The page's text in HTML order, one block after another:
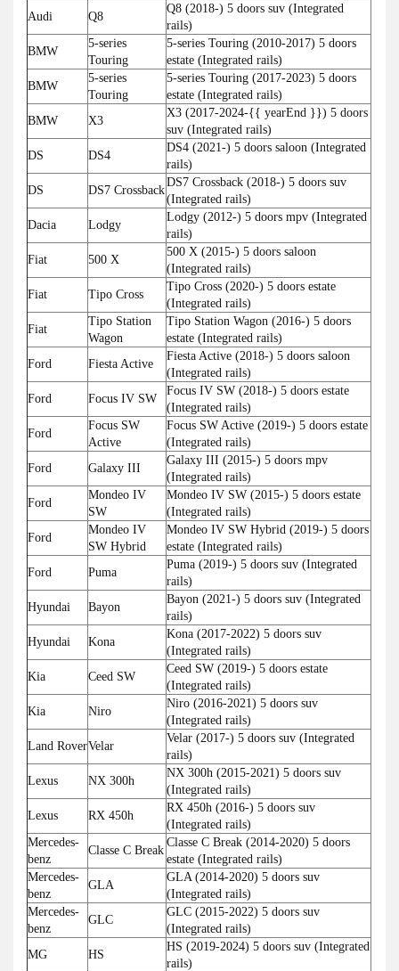
Audi
Q8
Q8 (2018-) 5 doors suv (Integrated
rails)
BMW
5-series
Touring
5-series Touring (2010-2017) 5 doors
estate (Integrated rails)
BMW
5-series
Touring
5-series Touring (2017-2023) 5 doors
estate (Integrated rails)
BMW
X3
X3 (2017-2024-{{ yearEnd }}) 5 doors
suv (Integrated rails)
DS
DS4
DS4 (2021-) 5 doors saloon (Integrated
rails)
DS
DS7 Crossback
DS7 Crossback (2018-) 5 doors suv
(Integrated rails)
Dacia
Lodgy
Lodgy (2012-) 5 doors mpv (Integrated
rails)
Fiat
500 X
500 X (2015-) 5 doors saloon
(Integrated rails)
Fiat
Tipo Cross
Tipo Cross (2020-) 5 doors estate
(Integrated rails)
Fiat
Tipo Station
Wagon
Tipo Station Wagon (2016-) 5 doors
estate (Integrated rails)
Ford
Fiesta Active
Fiesta Active (2018-) 5 doors saloon
(Integrated rails)
Ford
Focus IV SW
Focus IV SW (2018-) 5 doors estate
(Integrated rails)
Ford
Focus SW
Active
Focus SW Active (2019-) 5 doors estate
(Integrated rails)
Ford
Galaxy III
Galaxy III (2015-) 5 doors mpv
(Integrated rails)
Ford
Mondeo IV
SW
Mondeo IV SW (2015-) 5 doors estate
(Integrated rails)
Ford
Mondeo IV
SW Hybrid
Mondeo IV SW Hybrid (2019-) 5 doors
estate (Integrated rails)
Ford
Puma
Puma (2019-) 5 doors suv (Integrated
rails)
Hyundai
Bayon
Bayon (2021-) 5 doors suv (Integrated
rails)
Hyundai
Kona
Kona (2017-2022) 5 doors suv
(Integrated rails)
Kia
Ceed SW
Ceed SW (2019-) 5 doors estate
(Integrated rails)
Kia
Niro
Niro (2016-2021) 5 doors suv
(Integrated rails)
Land RoverVelar
Velar (2017-) 5 doors suv (Integrated
rails)
Lexus
NX 300h
NX 300h (2015-2021) 5 doors suv
(Integrated rails)
Lexus
RX 450h
RX 450h (2016-) 5 doors suv
(Integrated rails)
Mercedes-
benz
Classe C Break
Classe C Break (2014-2020) 5 doors
estate (Integrated rails)
Mercedes-
benz
GLA
GLA (2014-2020) 5 doors suv
(Integrated rails)
Mercedes-
benz
GLC
GLC (2015-2022) 5 doors suv
(Integrated rails)
MG
HS
HS (2019-2024) 5 doors suv (Integrated
rails)